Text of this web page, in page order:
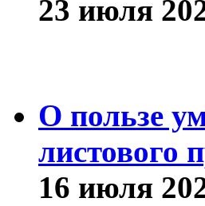
23 июля
О пользе
листового
16 июля